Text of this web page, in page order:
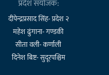
प्रदेश संयोजक:
दीपेन्द्रप्रसाद सिंह- प्रदेश २
महेश ढुंगाना- गण्डकी
सीता वली- कर्णाली
दिनेश बिष्ट- सुदूरपश्चिम